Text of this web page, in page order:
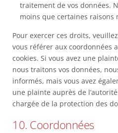
traitement de vos données.
moins que certaines
Pour exercer ces droits,
vous référer aux coordonnées
cookies. Si vous avez une
nous traitons vos données,
informés, mais vous avez
une plainte auprès de
chargée de la protection des
10. Coordonnées